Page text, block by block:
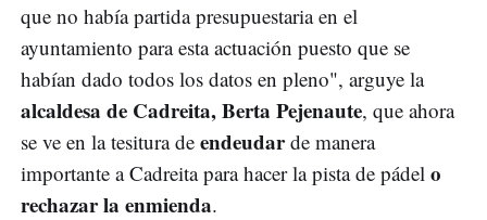
que no había partida presupuestaria en el
ayuntamiento para esta actuación puesto que se
habían dado todos los datos en pleno", arguye la
alcaldesa de Cadreita, Berta Pejenaute, que ahora
se ve en la tesitura de endeudarde manera
importante a Cadreita para hacer la pista de pádel o
rechazar la enmienda.